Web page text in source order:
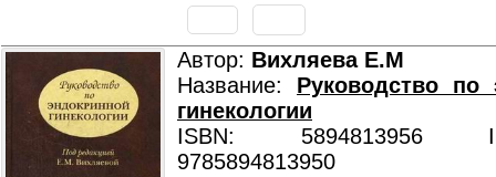
Автор: Вихляева Е.М
Название: Руководство по
гинекологии
ISBN: 5894813956
9785894813950